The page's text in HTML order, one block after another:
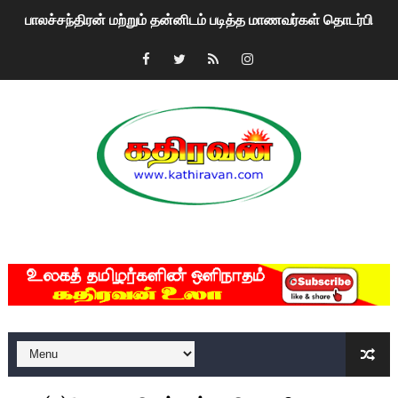
பாலச்சந்திரன் மற்றும் தன்னிடம் படித்த மாணவர்கள் தொடர்பில்
பிரிட்டனால் கடத்தப்படும் நிலையில் இலங்கைத் தமிழ்
கைது செய்யப்பட்ட இளைஞன் உயிரிழப்பு - கொதித்தெழுந்த
தடுப்பூசியை பெற்றுக் கொள்ளக் கூடிய இடங்கள்...
பிரபல நடிகை தூக்கிட்டு தற்கொலை!
வடிவேலுவுக்கு நீதிமன்றம் விதித்துள்ள அதிரடி உத்தரவு!
தியாகதீபம் லெப்.கேணல் திலீபன், கேணல் சங்கர் ஆகியோரின்
ஐ.நா முன்றலில் சீரற்ற காலநிலையிலும் தமிழின அழிப்பிற்கு